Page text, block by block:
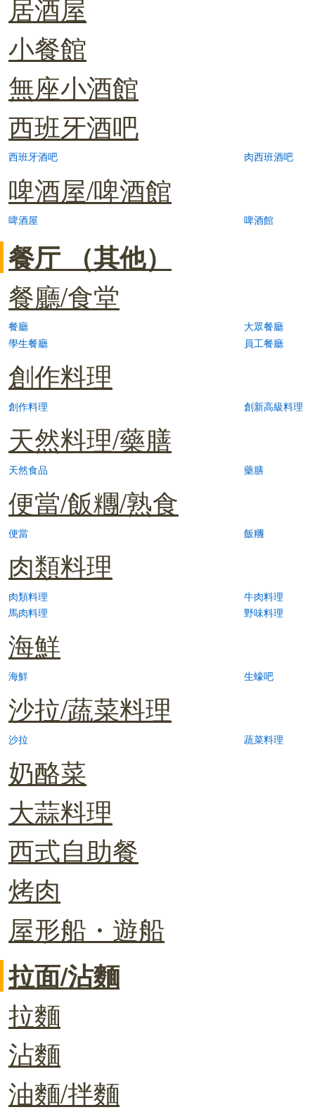
居酒屋
小餐館
無座小酒館
西班牙酒吧
西班牙酒吧 肉西班酒吧
啤酒屋/啤酒館
啤酒屋 啤酒館
餐厅 （其他）
餐廳/食堂
餐廳
大眾餐廳
學生餐廳
員工餐廳
創作料理
創作料理 創新高級料理
天然料理/藥膳
天然食品 藥膳
便當/飯糰/熟食
便當 飯糰
肉類料理
肉類料理
牛肉料理
馬肉料理
野味料理
海鮮
海鮮 生蠔吧
沙拉/蔬菜料理
沙拉 蔬菜料理
奶酪菜
大蒜料理
西式自助餐
烤肉
屋形船・遊船
拉面/沾麵
拉麵
沾麵
油麵/拌麵